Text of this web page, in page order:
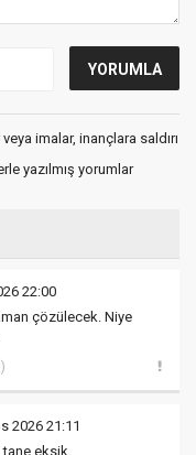
imalar, inançlara saldırı
yazılmış yorumlar
22:00
çözülecek. Niye
2026 21:11
tane eksik.